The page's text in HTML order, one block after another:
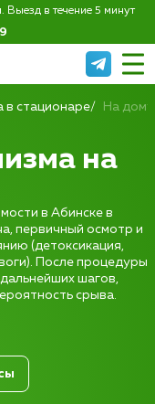
Выезд в течение 5 минут
в стационаре На дому
на
в Абинске в
первичный осмотр и
(детоксикация,
После процедуры
шагов,
срыва.